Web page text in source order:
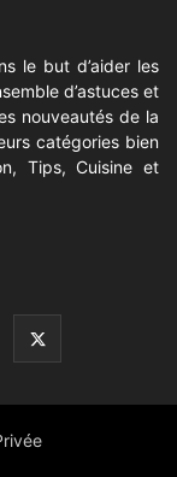
le but d’aider les
d’astuces et
nouveautés de la
catégories bien
Tips, Cuisine et